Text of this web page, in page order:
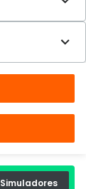
Simuladores